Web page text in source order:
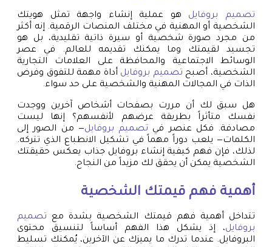
تصميم بروفايل هو عملية إنشاء واجهة تمثل هويتك
الشخصية أو المهنية في مختلف المنصات الرقمية. إنه أكثر
من مجرد صورة شخصية أو سيرة ذاتية تقليدية، بل هو
تجسيد لقيمتك وما يمكنك تقديمه للعالم. في عصر
الوسائط الاجتماعية والمحافظة على العلامات التجارية
الشخصية، أصبح تصميم بروفايل أداة مهمة للتفوق وفرض
الذات في المجالات المهنية والشخصية على حد سواء.
هل سبق لك أن مررت بصفحات أشخاص آخرين ووجدت
نفسك متأثراً بطريقة عرضهم لأنفسهم؟ إنها ليست
مصادفة. فكل عنصر في تصميم بروفايل— من الصور إلى
الكلمات— يلعب دوراً مهماً في تشكيل الانطباع الذي تتركه.
لذلك، فإن فهم كيفية إنشاء بروفايل جذاب يعكس حقيقتك
الشخصية يمكن أن يحقق لك مزيداً من النجاح.
أهمية فهم قيمتك الشخصية
تتداخل أهمية فهم قيمتك الشخصية بشدة مع تصميم
بروفايل، إذ يشكل هذا الفهم أساساً لتنسيق محتوى
البروفايل. عندما تدرك ما يميزك عن الآخرين، يُمكنك تسليط